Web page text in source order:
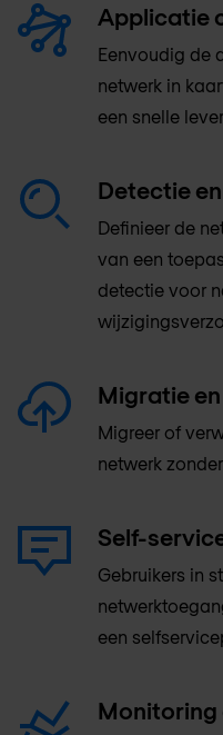
Applicatie
Eenvoudig de
netwerk in
een snelle
Detectie
Definieer de
van een
detectie voor
Migratie
Migreer of
netwerk
Self-
Gebruikers in
een
Monitoring